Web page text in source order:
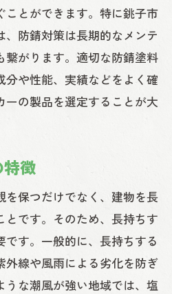
ことができます。特に銚子市
防錆対策は長期的なメンテ
繋がります。適切な防錆塗料
分や性能、実績などをよく確
の製品を選定することが大
徴
を保つだけでなく、建物を長
です。そのため、長持ちす
です。一般的に、長持ちする
外線や風雨による劣化を防ぎ
うな潮風が強い地域では、塩